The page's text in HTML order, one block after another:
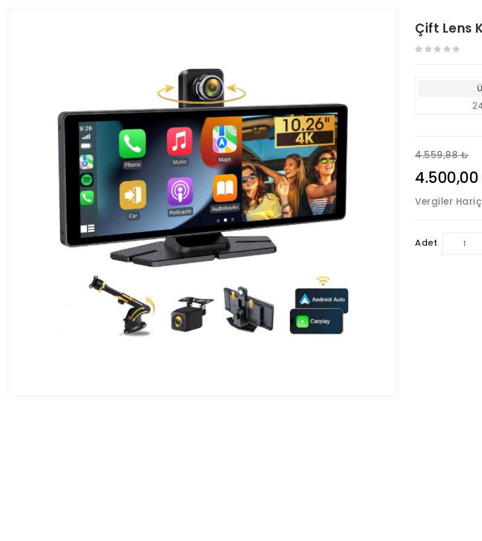
Çift Lens
4.559,88 ₺
Vergiler
Adet